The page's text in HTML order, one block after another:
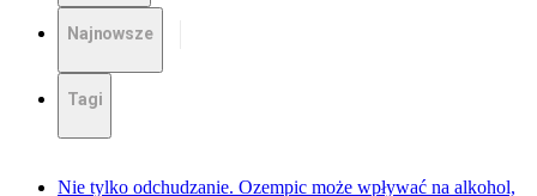
Najnowsze
Tagi
Nie tylko odchudzanie. Ozempic może wpływać na alkohol,